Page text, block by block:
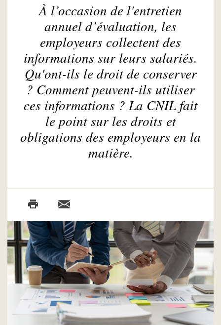
À l’occasion de l'entretien
annuel d’évaluation, les
employeurs collectent des
informations sur leurs salariés.
Qu'ont-ils le droit de conserver
? Comment peuvent-ils utiliser
ces informations ? La CNIL fait
le point sur les droits et
obligations des employeurs en la
matière.